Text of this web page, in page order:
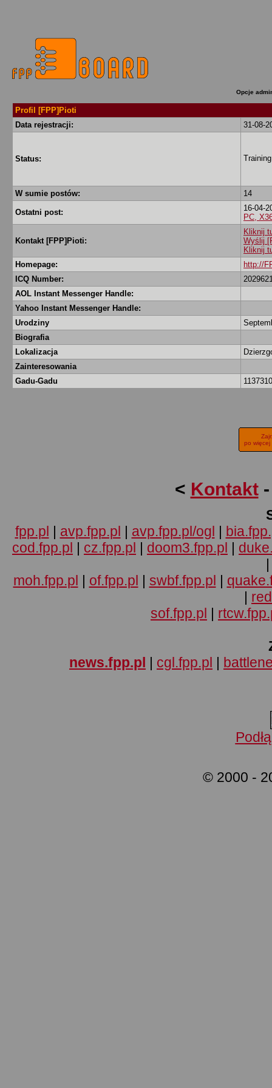
Opcje
Profil [FPP]Pioti
Data rejestracji:
31-08-
Status:
W sumie postów: 14
Ostatni post:
16-04-
PC,
Kontakt [FPP]Pioti:
Kliknij
Wyślij
Kliknij
Homepage:
http://
ICQ Number:
AOL Instant Messenger Handle:
Yahoo Instant Messenger Handle:
Urodziny
Biografia
Lokalizacja
Zainteresowania
Gadu-Gadu
po więcej
< Kontakt
fpp.pl | avp.fpp.pl | avp.fpp.pl/ogl |
cod.fpp.pl | cz.fpp.pl | doom3.fpp.pl |
moh.fpp.pl | of.fpp.pl | swbf.fpp.pl |
|
sof.fpp.pl |
news.fpp.pl | cgl.fpp.pl |
© 2000 -